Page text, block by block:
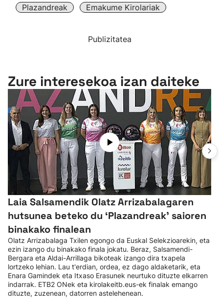
Plazandreak Emakume Kirolariak
Publizitatea
Zure interesekoa izan daiteke
Laia Salsamendik Olatz Arrizabalagaren
hutsunea beteko du ‘Plazandreak' saioren
binakako finalean
Olatz Arrizabalaga Txilen egongo da Euskal Selekzioarekin, eta
ezin izango du binakako finala jokatu. Beraz, Salsamendi-
Bergara eta Aldai-Arrillaga bikoteak izango dira txapela
lortzeko lehian. Lau t'erdian, ordea, ez dago aldaketarik, eta
Enara Gamindek eta Itxaso Erasunek neurtuko dituzte elkarren
indarrak. ETB2 ONek eta kirolakeitb.eus-ek finalak emango
dituzte, zuzenean, datorren astelehenean.